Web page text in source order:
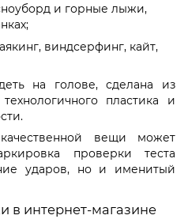
и горные лыжи,
виндсерфинг, кайт,
на голове, сделана из
пластика и
вещи может
проверки теста
ударов, но и именитый
в интернет-магазине